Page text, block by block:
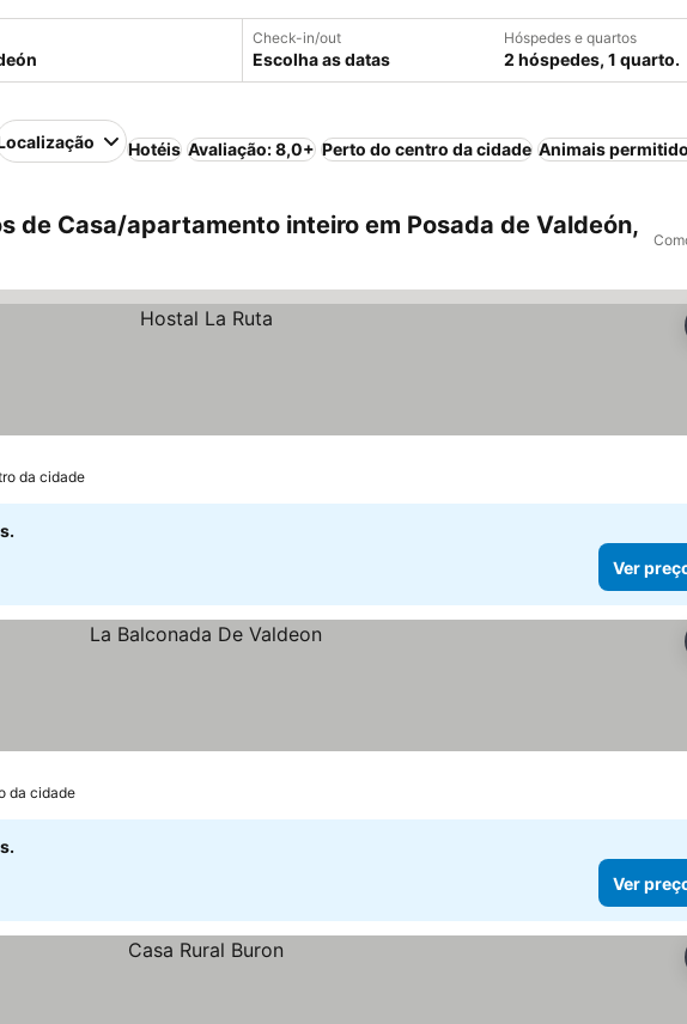
Check-in/out
Escolha as datas
Hóspedes e quartos
2 hóspedes, 1 quarto.
Hotéis Avaliação: 8,0+ Perto do centro da cidade Animais
de Casa/apartamento inteiro em Posada de Valdeón,
da cidade
Ver
da cidade
Ver